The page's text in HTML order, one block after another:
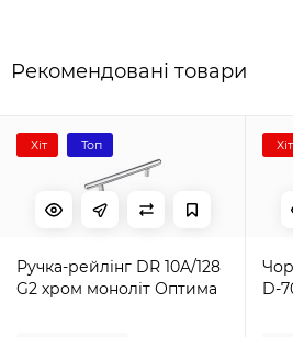
Рекомендовані товари
Хіт Топ
Ручка-рейлінг DR 10A/128
G2 хром моноліт Оптима
Хіт
D-